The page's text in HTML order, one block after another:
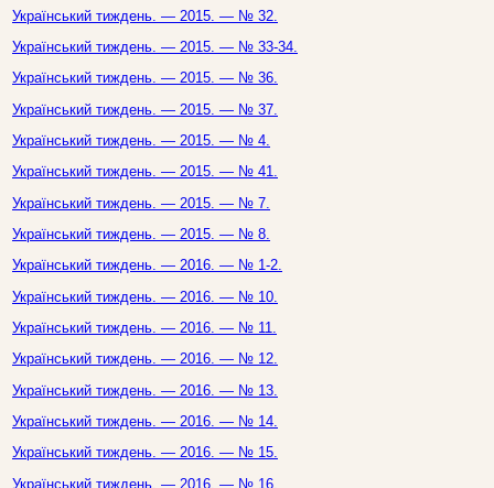
Український тиждень. — 2015. — № 32.
Український тиждень. — 2015. — № 33-34.
Український тиждень. — 2015. — № 36.
Український тиждень. — 2015. — № 37.
Український тиждень. — 2015. — № 4.
Український тиждень. — 2015. — № 41.
Український тиждень. — 2015. — № 7.
Український тиждень. — 2015. — № 8.
Український тиждень. — 2016. — № 1-2.
Український тиждень. — 2016. — № 10.
Український тиждень. — 2016. — № 11.
Український тиждень. — 2016. — № 12.
Український тиждень. — 2016. — № 13.
Український тиждень. — 2016. — № 14.
Український тиждень. — 2016. — № 15.
Український тиждень. — 2016. — № 16.